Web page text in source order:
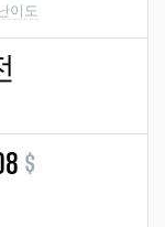
이도
$